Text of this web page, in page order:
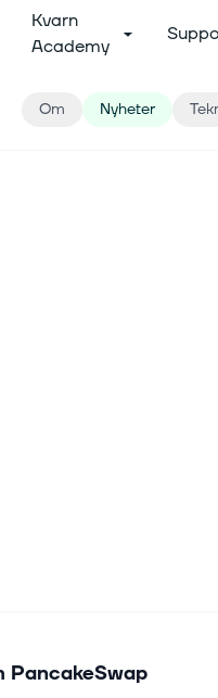
Kvarn
Academy
Om Nyheter
PancakeSwap